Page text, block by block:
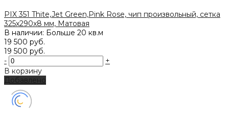
PIX 351 Thite,Jet Green,Pink Rose, чип произвольный, сетка
325х290x8 мм, Матовая
В наличии: Больше 20 кв.м
19 500 руб.
19 500 руб.
-
+
В корзину
Добавлено